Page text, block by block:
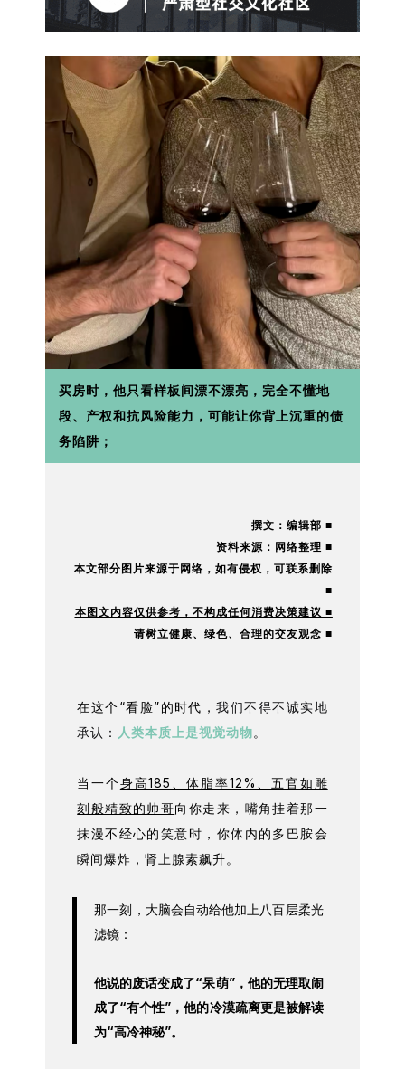
买房时，他只看样板间漂不漂亮，完全不懂地
段、产权和抗风险能力，可能让你背上沉重的债
务陷阱；
撰文：编辑部 ■
资料来源：网络整理 ■
本文部分图片来源于网络，如有侵权，可联系删除
■
本图文内容仅供参考，不构成任何消费决策建议 ■
请树立健康、绿色、合理的交友观念 ■
在这个“看脸”的时代，我们不得不诚实地
承认： 人类本质上是视觉动物。
当一个身高185、体脂率12%、五官如雕
刻般精致的帅哥向你走来，嘴角挂着那一
抹漫不经心的笑意时，你体内的多巴胺会
瞬间爆炸，肾上腺素飙升。
那一刻，大脑会自动给他加上八百层柔光
滤镜：
他说的废话变成了“呆萌”，他的无理取闹
成了“有个性”，他的冷漠疏离更是被解读
为“高冷神秘”。